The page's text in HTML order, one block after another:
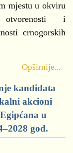
mjestu u okviru
otvorenosti i
crnogorskih
Opširnije...
kandidata
akcioni
u
god.